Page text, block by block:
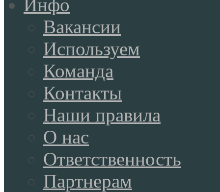
Инфо
Вакансии
Используем
Команда
Контакты
Наши правила
О нас
Ответственность
Партнерам